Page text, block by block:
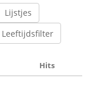
Lijstjes
Leeftijdsfilter
Hits